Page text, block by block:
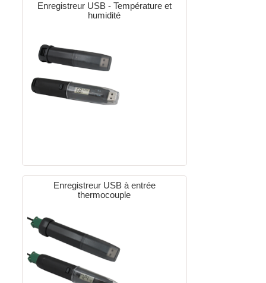
Enregistreur USB - Température et
humidité
Enregistreur USB à entrée
thermocouple